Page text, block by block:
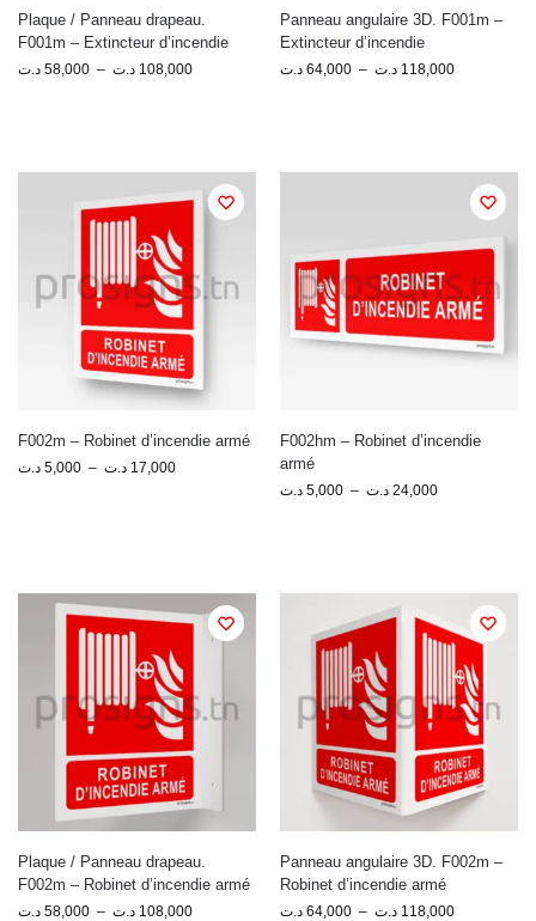
Plaque / Panneau drapeau.
F001m – Extincteur d’incendie
58,000 د.ت – 108,000 د.ت
Panneau angulaire 3D. F001m –
Extincteur d’incendie
64,000 د.ت – 118,000 د.ت
F002m – Robinet d’incendie armé
5,000 د.ت – 17,000 د.ت
F002hm – Robinet d’incendie
armé
5,000 د.ت – 24,000 د.ت
Plaque / Panneau drapeau.
F002m – Robinet d’incendie armé
58,000 د.ت – 108,000 د.ت
Panneau angulaire 3D. F002m –
Robinet d’incendie armé
64,000 د.ت – 118,000 د.ت